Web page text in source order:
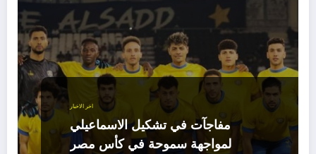
اخر الاخبار
مفاجآت في تشكيل الاسماعيلي
لمواجهة سموحة في كأس مصر